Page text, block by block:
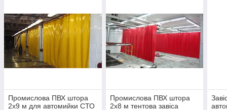
Промислова ПВХ штора
2х9 м для автомийки СТО
Промислова ПВХ штора
2х8 м тентова завіса